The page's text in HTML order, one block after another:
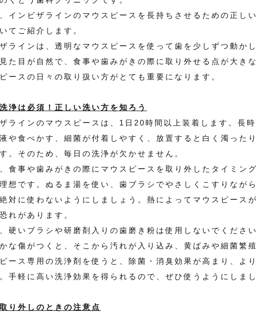
インビザラインのマウスピースを長持ちさせるための正し
てご紹介します。
ラインは、透明なマウスピースを使って歯を少しずつ動か
た目が自然で、食事や歯みがきの際に取り外せる点が大き
ースの日々の取り扱い方がとても重要になります。
浄は必須！正しい洗い方を知ろう
ラインのマウスピースは、1日20時間以上装着します。長
や食べかす、細菌が付着しやすく、放置すると白く濁った
。そのため、毎日の洗浄が欠かせません。
食事や歯みがきの際にマウスピースを取り外したタイミン
想です。ぬるま湯を使い、歯ブラシでやさしくこすりなが
対に使わないようにしましょう。熱によってマウスピース
れがあります。
硬いブラシや研磨剤入りの歯磨き粉は使用しないでくださ
な傷がつくと、そこから汚れが入り込み、黄ばみや細菌繁
ース専用の洗浄剤を使うと、除菌・消臭効果が高まり、よ
手軽に高い洗浄効果を得られるので、ぜひ使うようにしまし
り外しのときの注意点